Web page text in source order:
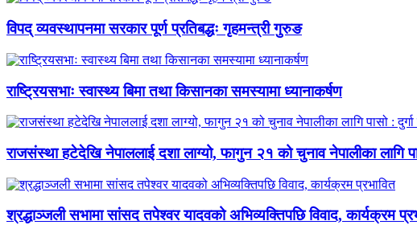
विपद् व्यवस्थापनमा सरकार पूर्ण प्रतिबद्धः गृहमन्त्री गुरुङ
राष्ट्रियसभाः स्वास्थ्य बिमा तथा किसानका समस्यामा ध्यानाकर्षण
राजसंस्था हटेदेखि नेपाललाई दशा लाग्यो, फागुन २१ को चुनाव नेपालीका लागि
श्रद्धाञ्जली सभामा सांसद तपेश्वर यादवको अभिव्यक्तिपछि विवाद, कार्यक्रम